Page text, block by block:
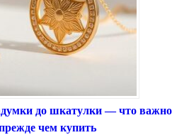
до шкатулки — что важно
чем купить